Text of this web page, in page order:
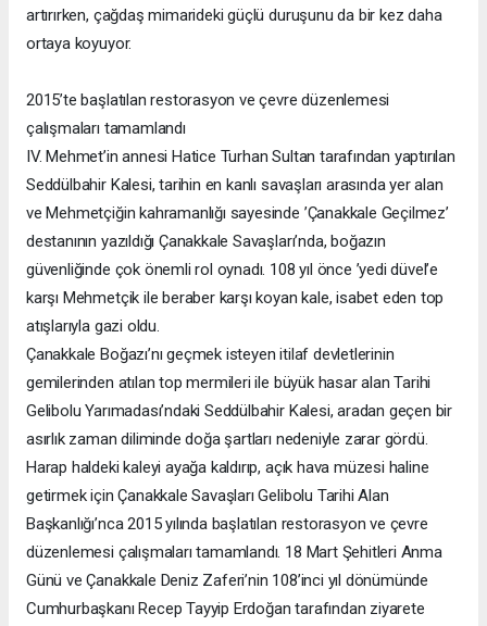
artırırken, çağdaş mimarideki güçlü duruşunu da bir kez daha
ortaya koyuyor.
2015’te başlatılan restorasyon ve çevre düzenlemesi
çalışmaları tamamlandı
IV. Mehmet’in annesi Hatice Turhan Sultan tarafından yaptırılan
Seddülbahir Kalesi, tarihin en kanlı savaşları arasında yer alan
ve Mehmetçiğin kahramanlığı sayesinde ’Çanakkale Geçilmez’
destanının yazıldığı Çanakkale Savaşları’nda, boğazın
güvenliğinde çok önemli rol oynadı. 108 yıl önce ’yedi düvel’e
karşı Mehmetçik ile beraber karşı koyan kale, isabet eden top
atışlarıyla gazi oldu.
Çanakkale Boğazı’nı geçmek isteyen itilaf devletlerinin
gemilerinden atılan top mermileri ile büyük hasar alan Tarihi
Gelibolu Yarımadası’ndaki Seddülbahir Kalesi, aradan geçen bir
asırlık zaman diliminde doğa şartları nedeniyle zarar gördü.
Harap haldeki kaleyi ayağa kaldırıp, açık hava müzesi haline
getirmek için Çanakkale Savaşları Gelibolu Tarihi Alan
Başkanlığı’nca 2015 yılında başlatılan restorasyon ve çevre
düzenlemesi çalışmaları tamamlandı. 18 Mart Şehitleri Anma
Günü ve Çanakkale Deniz Zaferi’nin 108’inci yıl dönümünde
Cumhurbaşkanı Recep Tayyip Erdoğan tarafından ziyarete